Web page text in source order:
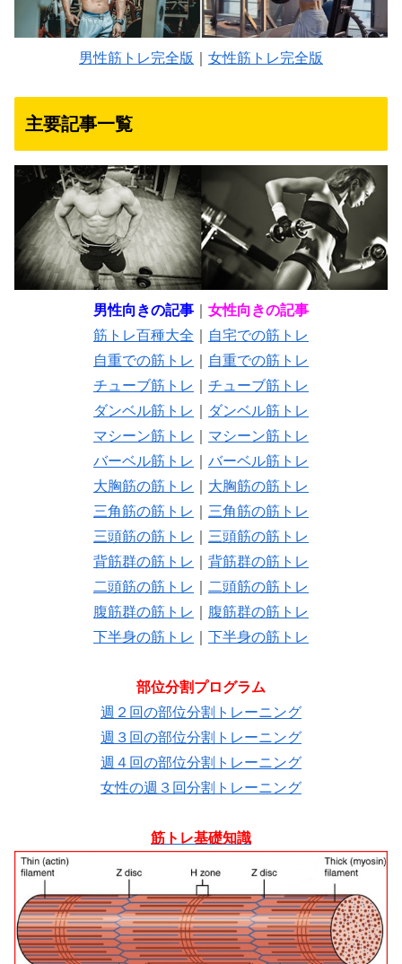
男性筋トレ完全版 女性筋トレ完全版
主要記事一覧
男性向きの記事
女性向きの記事
筋トレ百種大全
自宅での筋トレ
自重での筋トレ
自重での筋トレ
チューブ筋トレ
チューブ筋トレ
ダンベル筋トレ
ダンベル筋トレ
マシーン筋トレ
マシーン筋トレ
バーベル筋トレ
バーベル筋トレ
大胸筋の筋トレ
大胸筋の筋トレ
三角筋の筋トレ
三角筋の筋トレ
三頭筋の筋トレ
三頭筋の筋トレ
背筋群の筋トレ
背筋群の筋トレ
二頭筋の筋トレ
二頭筋の筋トレ
腹筋群の筋トレ
腹筋群の筋トレ
下半身の筋トレ
下半身の筋トレ
部位分割プログラム
週２回の部位分割トレーニング
週３回の部位分割トレーニング
週４回の部位分割トレーニング
女性の週３回分割トレーニング
筋トレ基礎知識